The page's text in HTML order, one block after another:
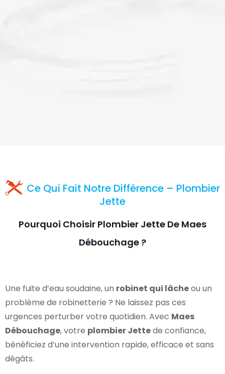
Ce Qui Fait Notre Différence – Plombier
Jette
Pourquoi Choisir Plombier Jette De Maes
Débouchage ?
Une fuite d’eau soudaine, un robinet qui lâcheou un
problème de robinetterie ? Ne laissez pas ces
urgences perturber votre quotidien. Avec Maes
Débouchage, votre plombier Jettede confiance,
bénéficiez d’une intervention rapide, efficace et sans
dégâts.